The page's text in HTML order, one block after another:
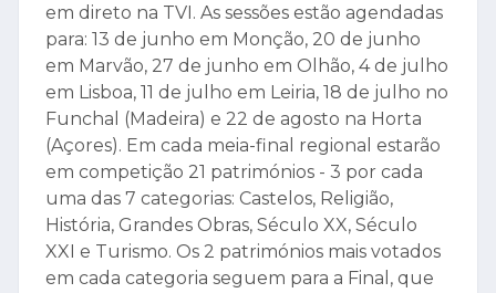
em direto na TVI. As sessões estão agendadas
para: 13 de junho em Monção, 20 de junho
em Marvão, 27 de junho em Olhão, 4 de julho
em Lisboa, 11 de julho em Leiria, 18 de julho no
Funchal (Madeira) e 22 de agosto na Horta
(Açores). Em cada meia-final regional estarão
em competição 21 patrimónios - 3 por cada
uma das 7 categorias: Castelos, Religião,
História, Grandes Obras, Século XX, Século
XXI e Turismo. Os 2 patrimónios mais votados
em cada categoria seguem para a Final, que